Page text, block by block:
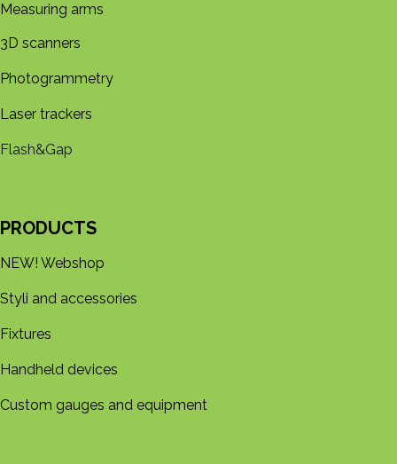
Measuring arms
3D s​​canners
Photogrammetry
Laser trackers
Flash&Gap
PRODUCTS
NEW! Webshop
Styli and accessories
Fixtures
Handheld devices
Custom gauges and equipment